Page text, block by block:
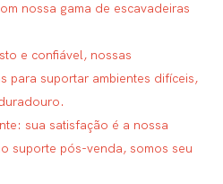
nossa gama de escavadeiras
e confiável, nossas
para suportar ambientes difíceis,
sua satisfação é a nossa
suporte pós-venda, somos seu